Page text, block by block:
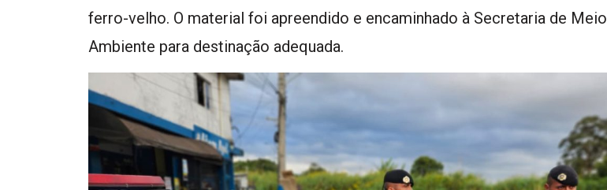
ferro-velho. O material foi apreendido e encaminhado à Secretaria de Meio
Ambiente para destinação adequada.